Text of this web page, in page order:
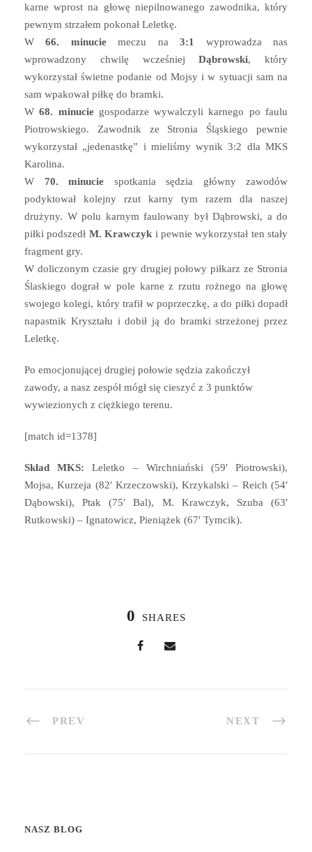
karne wprost na głowę niepilnowanego zawodnika, który
pewnym strzałem pokonał Leletkę.
W66. minuciemeczu na 3:1
wyprowadza nas
wprowadzony chwilę wcześniejDąbrowski, który
wykorzystał świetne podanie od Mojsy i w sytuacji sam na
sam wpakował piłkę do bramki.
W68. minuciegospodarze wywalczyli karnego po faulu
Piotrowskiego. Zawodnik ze Stronia Śląskiego pewnie
wykorzystał „jedenastkę” i mieliśmy wynik 3:2 dla MKS
Karolina.
W 70. minucie spotkania sędzia główny zawodów
podyktował kolejny rzut karny tym razem dla naszej
drużyny. W polu karnym faulowany był Dąbrowski, a do
piłki podszedł M. Krawczyk i pewnie wykorzystał ten stały
fragment gry.
W doliczonym czasie gry drugiej połowy piłkarz ze Stronia
Ślaskiego dograł w pole karne z rzutu rożnego na głowę
swojego kolegi, który trafił w poprzeczkę, a do piłki dopadł
napastnik Kryształu i dobił ją do bramki strzeżonej przez
Leletkę.
Po emocjonującej drugiej połowie sędzia zakończył
zawody, a nasz zespół mógł się cieszyć z 3 punktów
wywiezionych z ciężkiego terenu.
[match id=1378]
Skład MKS: Leletko – Wirchniański (59′ Piotrowski),
Mojsa, Kurzeja (82′ Krzeczowski), Krzykalski – Reich (54′
Dąbowski), Ptak (75′ Bal), M. Krawczyk, Szuba (63′
Rutkowski) – Ignatowicz, Pieniążek (67′ Tymcik).
0 SHARES
PREV NEXT
NASZ BLOG